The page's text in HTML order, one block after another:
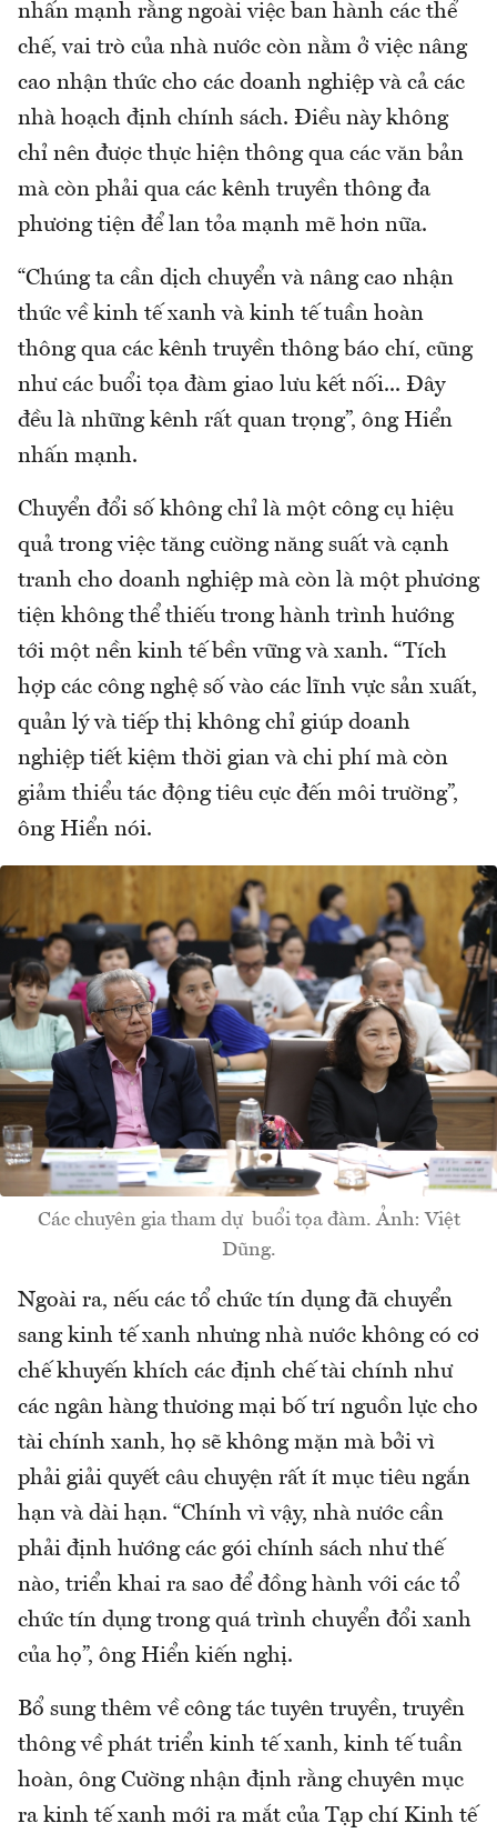
nhấn mạnh rằng ngoài việc ban hành các thể
chế, vai trò của nhà nước còn nằm ở việc nâng
cao nhận thức cho các doanh nghiệp và cả các
nhà hoạch định chính sách. Điều này không
chỉ nên được thực hiện thông qua các văn bản
mà còn phải qua các kênh truyền thông đa
phương tiện để lan tỏa mạnh mẽ hơn nữa.
“Chúng ta cần dịch chuyển và nâng cao nhận
thức về kinh tế xanh và kinh tế tuần hoàn
thông qua các kênh truyền thông báo chí, cũng
như các buổi tọa đàm giao lưu kết nối... Đây
đều là những kênh rất quan trọng”, ông Hiển
nhấn mạnh.
Chuyển đổi số không chỉ là một công cụ hiệu
quả trong việc tăng cường năng suất và cạnh
tranh cho doanh nghiệp mà còn là một phương
tiện không thể thiếu trong hành trình hướng
tới một nền kinh tế bền vững và xanh. “Tích
hợp các công nghệ số vào các lĩnh vực sản xuất,
quản lý và tiếp thị không chỉ giúp doanh
nghiệp tiết kiệm thời gian và chi phí mà còn
giảm thiểu tác động tiêu cực đến môi trường”,
ông Hiển nói.
Các chuyên gia tham dự buổi tọa đàm. Ảnh: Việt
Dũng.
Ngoài ra, nếu các tổ chức tín dụng đã chuyển
sang kinh tế xanh nhưng nhà nước không có cơ
chế khuyến khích các định chế tài chính như
các ngân hàng thương mại bố trí nguồn lực cho
tài chính xanh, họ sẽ không mặn mà bởi vì
phải giải quyết câu chuyện rất ít mục tiêu ngắn
hạn và dài hạn. “Chính vì vậy, nhà nước cần
phải định hướng các gói chính sách như thế
nào, triển khai ra sao để đồng hành với các tổ
chức tín dụng trong quá trình chuyển đổi xanh
của họ”, ông Hiển kiến nghị.
Bổ sung thêm về công tác tuyên truyền, truyền
thông về phát triển kinh tế xanh, kinh tế tuần
hoàn, ông Cường nhận định rằng chuyên mục
ra kinh tế xanh mới ra mắt của Tạp chí Kinh tế